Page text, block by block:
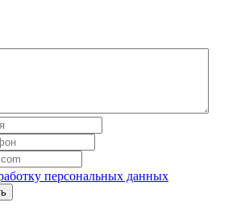
персональных данных